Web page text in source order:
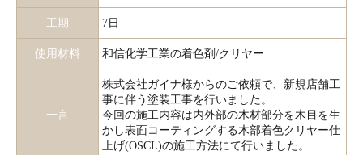
工期 7日
使用材料 和信化学工業の着色剤/クリヤー
一言
株式会社ガイナ様からのご依頼で、新規店舗工
事に伴う塗装工事を行いました。
今回の施工内容は内外部の木材部分を木目を生
かし表面コーティングする木部着色クリヤー仕
上げ(OSCL)の施工方法にて行いました。